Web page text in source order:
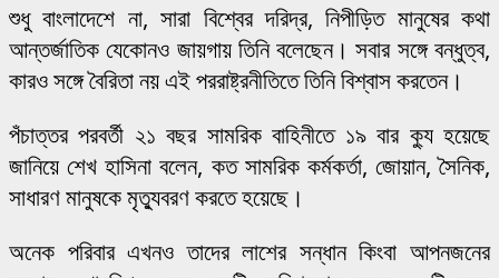
শুধু বাংলাদেশে না, সারা বিশ্বের দরিদ্র, নিপীড়িত মানুষের কথা
আন্তর্জাতিক যেকোনও জায়গায় তিনি বলেছেন। সবার সঙ্গে বন্ধুত্ব,
কারও সঙ্গে বৈরিতা নয় এই পররাষ্ট্রনীতিতে তিনি বিশ্বাস করতেন।
পঁচাত্তর পরবর্তী ২১ বছর সামরিক বাহিনীতে ১৯ বার ক্যু হয়েছে
জানিয়ে শেখ হাসিনা বলেন, কত সামরিক কর্মকর্তা, জোয়ান, সৈনিক,
সাধারণ মানুষকে মৃত্যুবরণ করতে হয়েছে।
অনেক পরিবার এখনও তাদের লাশের সন্ধান কিংবা আপনজনের